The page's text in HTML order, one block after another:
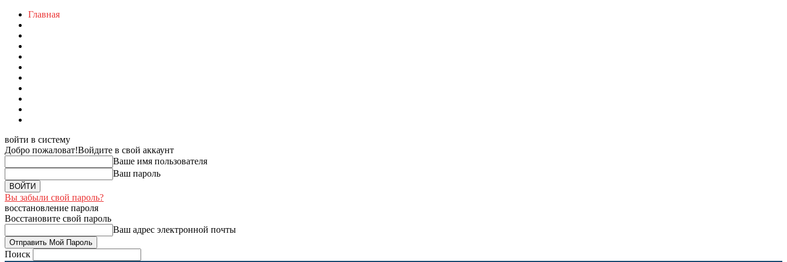
Главная
войти в систему
Добро пожаловат!Войдите в свой аккаунт
Ваше имя пользователя
Ваш пароль
Вы забыли свой пароль?
восстановление пароля
Восстановите свой пароль
Ваш адрес электронной почты
Поиск